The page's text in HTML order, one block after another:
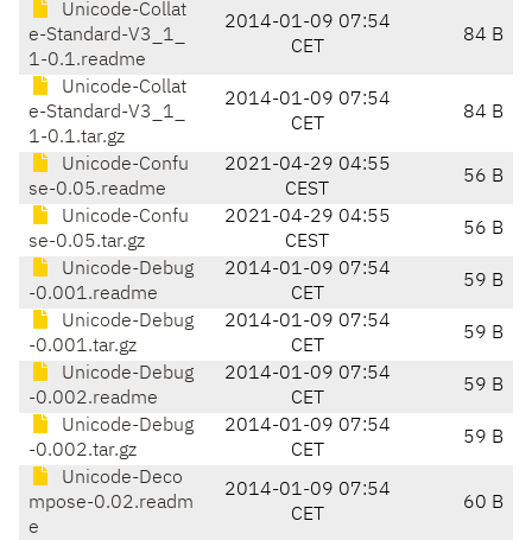
Unicode-Collat
e-Standard-V3_1_
1-0.1.readme
2014-01-09 07:54
CET
84 B
Unicode-Collat
e-Standard-V3_1_
1-0.1.tar.gz
2014-01-09 07:54
CET
84 B
Unicode-Confu
se-0.05.readme
2021-04-29 04:55
CEST
56 B
Unicode-Confu
se-0.05.tar.gz
2021-04-29 04:55
CEST
56 B
Unicode-Debug
-0.001.readme
2014-01-09 07:54
CET
59 B
Unicode-Debug
-0.001.tar.gz
2014-01-09 07:54
CET
59 B
Unicode-Debug
-0.002.readme
2014-01-09 07:54
CET
59 B
Unicode-Debug
-0.002.tar.gz
2014-01-09 07:54
CET
59 B
Unicode-Deco
mpose-0.02.readm
e
2014-01-09 07:54
CET
60 B